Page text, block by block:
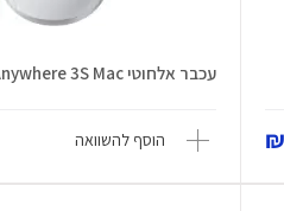
עכבר אלחוטי MX Anywhere 3S Mac
הוסף להשוואה